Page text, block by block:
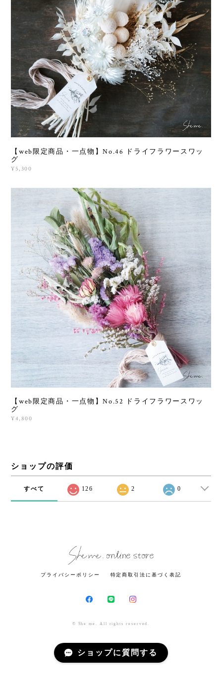
【web限定商品・一点物】No.46 ドライフラワースワッ
グ
¥5,300
【web限定商品・一点物】No.52 ドライフラワースワッ
グ
¥4,800
ショップの評価
すべて 126 2 0
プライバシーポリシー 特定商取引法に基づく表記
© She me. All rights reserved.
ショップに質問する